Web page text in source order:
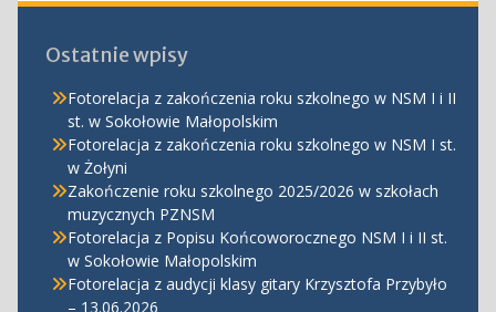
Ostatnie wpisy
Fotorelacja z zakończenia roku szkolnego w NSM I i II
st. w Sokołowie Małopolskim
Fotorelacja z zakończenia roku szkolnego w NSM I st.
w Żołyni
Zakończenie roku szkolnego 2025/2026 w szkołach
muzycznych PZNSM
Fotorelacja z Popisu Końcoworocznego NSM I i II st.
w Sokołowie Małopolskim
Fotorelacja z audycji klasy gitary Krzysztofa Przybyło
– 13.06.2026